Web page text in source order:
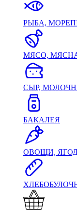
РЫБА,
МЯСО,
СЫР,
БАКАЛЕЯ
ОВОЩИ,